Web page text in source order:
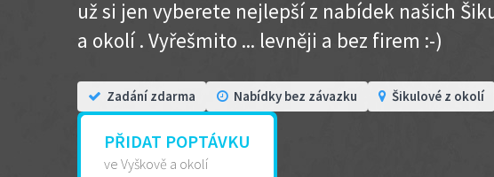
už si jen vyberete nejlepší z nabídek našich
a okolí . Vyřešmito ... levněji a bez firem :-)
Zadání zdarma Nabídky bez závazku Šikulové z okolí
PŘIDAT POPTÁVKU
ve Vyškově a okolí